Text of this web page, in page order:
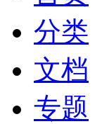
分类
文档
专题